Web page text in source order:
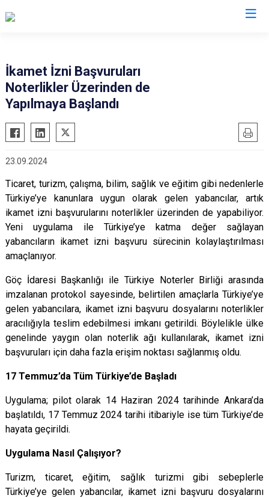
İkamet İzni Başvuruları
Noterlikler Üzerinden de
Yapılmaya Başlandı
23.09.2024
Ticaret, turizm, çalışma, bilim, sağlık ve eğitim gibi nedenlerle
Türkiye’ye kanunlara uygun olarak gelen yabancılar, artık
ikamet izni başvurularını noterlikler üzerinden de yapabiliyor.
Yeni uygulama ile Türkiye’ye katma değer sağlayan
yabancıların ikamet izni başvuru sürecinin kolaylaştırılması
amaçlanıyor.
Göç İdaresi Başkanlığı ile Türkiye Noterler Birliği arasında
imzalanan protokol sayesinde, belirtilen amaçlarla Türkiye’ye
gelen yabancılara, ikamet izni başvuru dosyalarını noterlikler
aracılığıyla teslim edebilmesi imkanı getirildi. Böylelikle ülke
genelinde yaygın olan noterlik ağı kullanılarak, ikamet izni
başvuruları için daha fazla erişim noktası sağlanmış oldu.
17 Temmuz’da Tüm Türkiye’de Başladı
Uygulama; pilot olarak 14 Haziran 2024 tarihinde Ankara’da
başlatıldı, 17 Temmuz 2024 tarihi itibariyle ise tüm Türkiye’de
hayata geçirildi.
Uygulama Nasıl Çalışıyor?
Turizm, ticaret, eğitim, sağlık turizmi gibi sebeplerle
Türkiye’ye gelen yabancılar, ikamet izni başvuru dosyalarını